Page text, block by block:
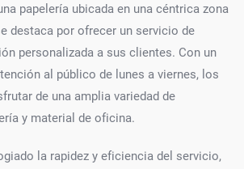
papelería ubicada en una céntrica zona
destaca por ofrecer un servicio de
personalizada a sus clientes. Con un
al público de lunes a viernes, los
de una amplia variedad de
y material de oficina.
la rapidez y eficiencia del servicio,